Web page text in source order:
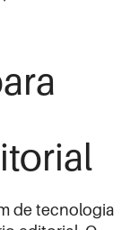
de tecnologia